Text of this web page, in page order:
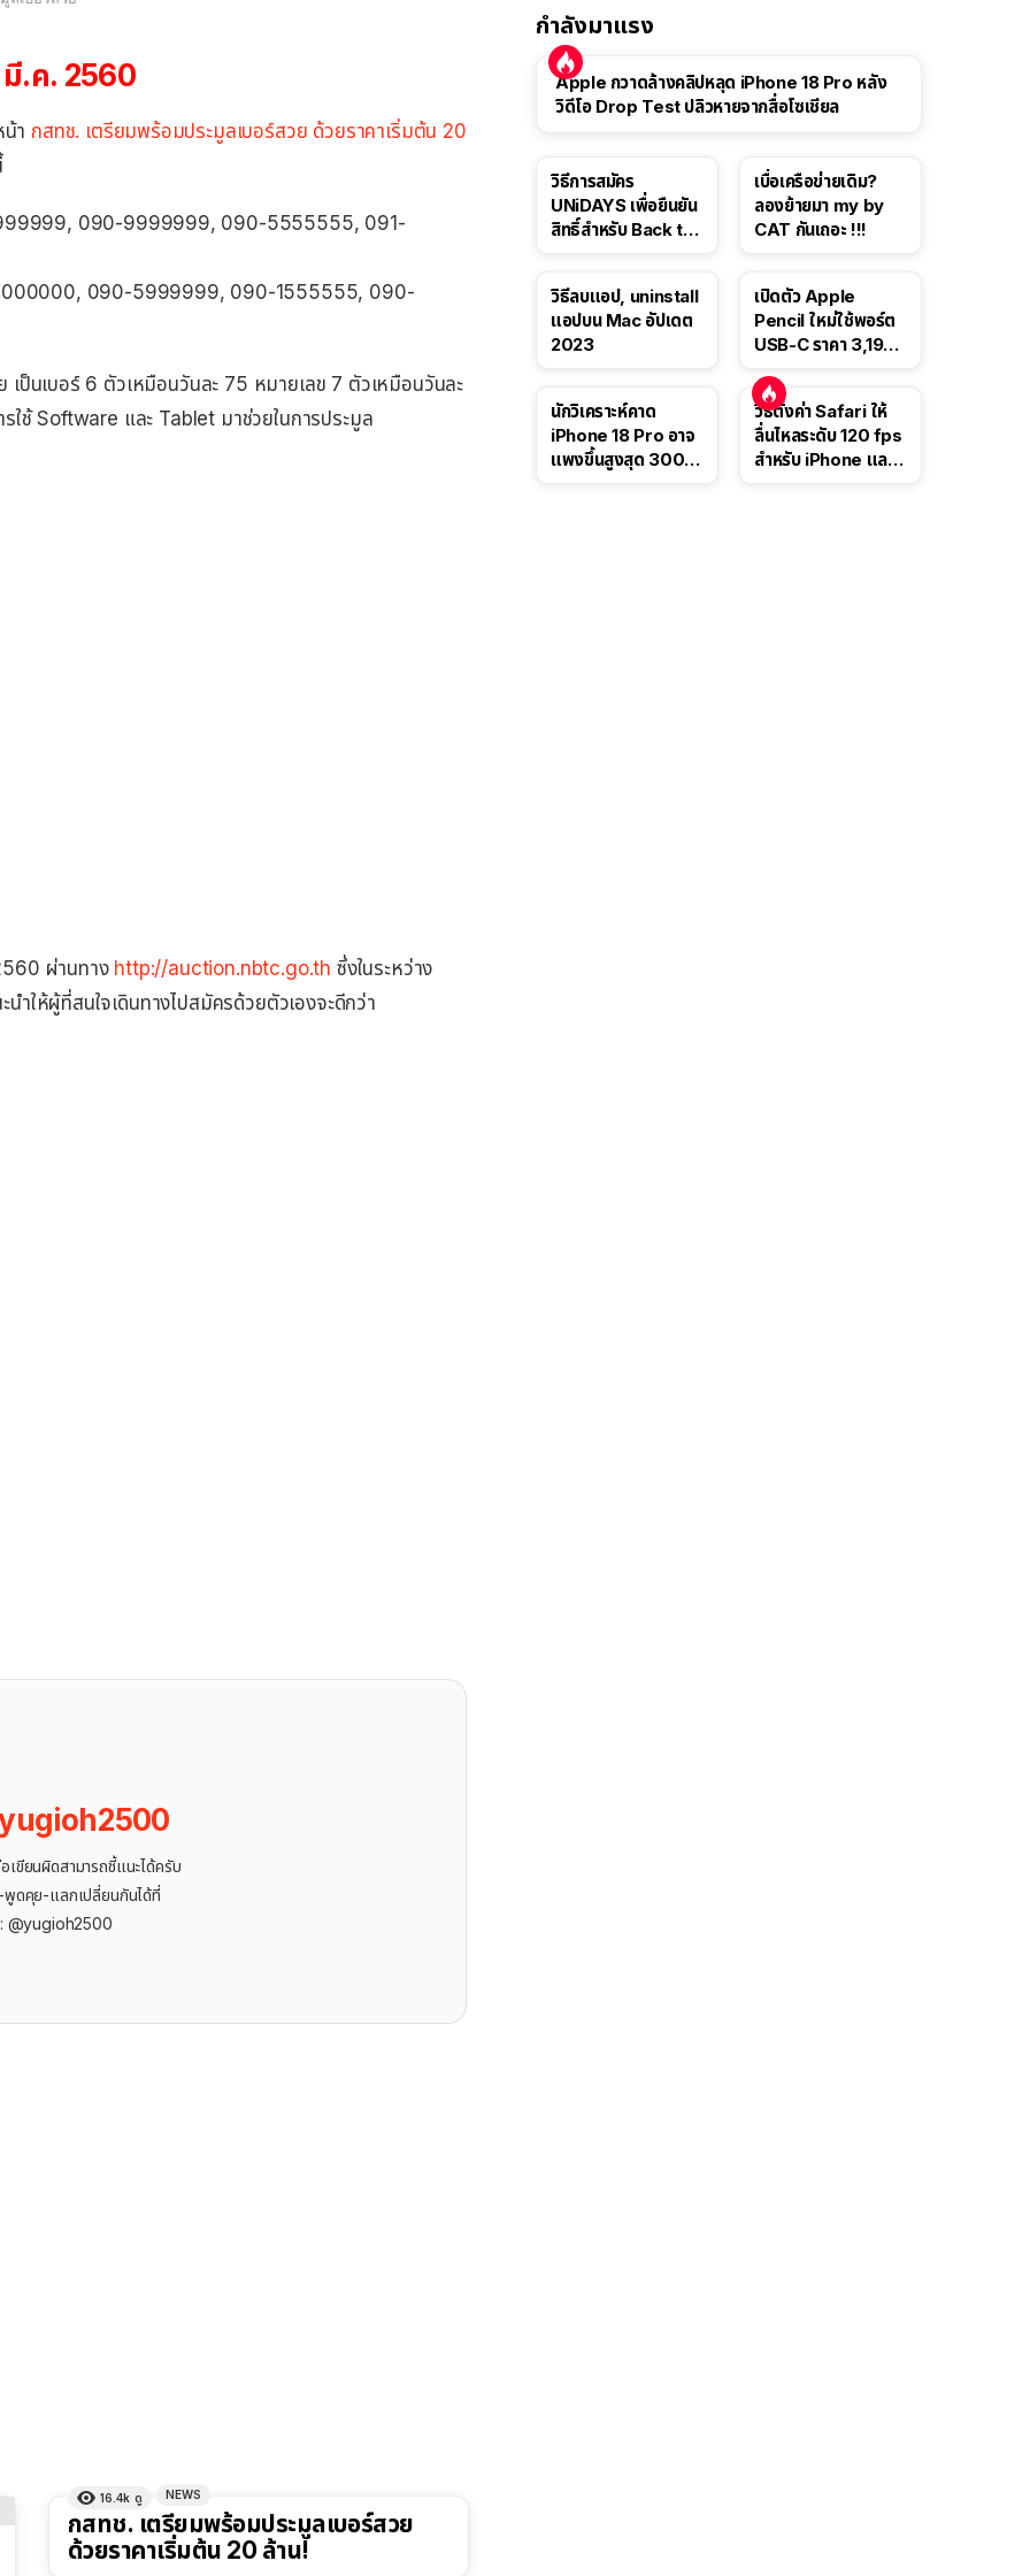
มี.ค. 2560
า กสทช. เตรียมพร้อมประมูลเบอร์สวย ด้วยราคาเริ่มต้น 20
090-9999999, 090-5555555, 091-
090-5999999, 090-1555555, 090-
เป็นเบอร์ 6 ตัวเหมือนวันละ 75 หมายเลข 7 ตัวเหมือนวันละ
ใช้ Software และ Tablet มาช่วยในการประมูล
ผ่านทาง http://auction.nbtc.go.th ซึ่งในระหว่าง
นำให้ผู้ที่สนใจเดินทางไปสมัครด้วยตัวเองจะดีกว่า
ขียนผิดสามารถชี้แนะได้ครับ
ดคุย-แลกเปลี่ยนกันได้ที่
@yugioh2500
16.4k ดู NEWS
กสทช. เตรียมพร้อมประมูลเบอร์สวย
ด้วยราคาเริ่มต้น 20 ล้าน!
กำลังมาแรง
Apple กวาดล้างคลิปหลุด iPhone 18 Pro หลัง
วิดีโอ Drop Test ปลิวหายจากสื่อโซเชียล
วิธีการสมัคร
UNiDAYS เพื่อยืนยัน
สิทธิ์สำหรับ Back to
เบื่อเครือข่ายเดิม?
ลองย้ายมา my by
CAT กันเถอะ !!!
วิธีลบแอป, uninstall
แอปบน Mac อัปเดต
2023
เปิดตัว Apple
Pencil ใหม่ใช้พอร์ต
USB-C ราคา 3,190
นี้
นักวิเคราะห์คาด
iPhone 18 Pro อาจ
แพงขึ้นสูงสุด 300
วิธีตั้งค่า Safari ให้
ลื่นไหลระดับ 120 fps
สำหรับ iPhone และ